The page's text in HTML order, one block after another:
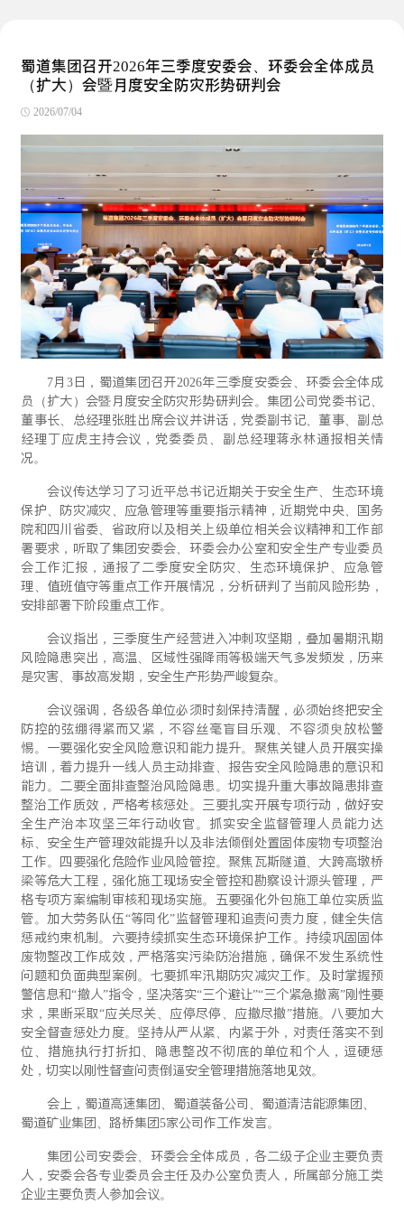
蜀道集团召开2026年三季度安委会、环委会全体成员
（扩大）会暨月度安全防灾形势研判会
2026/07/04
7月3日，蜀道集团召开2026年三季度安委会、环委会全体成
员（扩大）会暨月度安全防灾形势研判会。集团公司党委书记、
董事长、总经理张胜出席会议并讲话，党委副书记、董事、副总
经理丁应虎主持会议，党委委员、副总经理蒋永林通报相关情
况。
会议传达学习了习近平总书记近期关于安全生产、生态环境
保护、防灾减灾、应急管理等重要指示精神，近期党中央、国务
院和四川省委、省政府以及相关上级单位相关会议精神和工作部
署要求，听取了集团安委会、环委会办公室和安全生产专业委员
会工作汇报，通报了二季度安全防灾、生态环境保护、应急管
理、值班值守等重点工作开展情况，分析研判了当前风险形势，
安排部署下阶段重点工作。
会议指出，三季度生产经营进入冲刺攻坚期，叠加暑期汛期
风险隐患突出，高温、区域性强降雨等极端天气多发频发，历来
是灾害、事故高发期，安全生产形势严峻复杂。
会议强调，各级各单位必须时刻保持清醒，必须始终把安全
防控的弦绷得紧而又紧，不容丝毫盲目乐观、不容须臾放松警
惕。一要强化安全风险意识和能力提升。聚焦关键人员开展实操
培训，着力提升一线人员主动排查、报告安全风险隐患的意识和
能力。二要全面排查整治风险隐患。切实提升重大事故隐患排查
整治工作质效，严格考核惩处。三要扎实开展专项行动，做好安
全生产治本攻坚三年行动收官。抓实安全监督管理人员能力达
标、安全生产管理效能提升以及非法倾倒处置固体废物专项整治
工作。四要强化危险作业风险管控。聚焦瓦斯隧道、大跨高墩桥
梁等危大工程，强化施工现场安全管控和勘察设计源头管理，严
格专项方案编制审核和现场实施。五要强化外包施工单位实质监
管。加大劳务队伍“等同化”监督管理和追责问责力度，健全失信
惩戒约束机制。六要持续抓实生态环境保护工作。持续巩固固体
废物整改工作成效，严格落实污染防治措施，确保不发生系统性
问题和负面典型案例。七要抓牢汛期防灾减灾工作。及时掌握预
警信息和“撤人”指令，坚决落实“三个避让”“三个紧急撤离”刚性要
求，果断采取“应关尽关、应停尽停、应撤尽撤”措施。八要加大
安全督查惩处力度。坚持从严从紧、内紧于外，对责任落实不到
位、措施执行打折扣、隐患整改不彻底的单位和个人，逗硬惩
处，切实以刚性督查问责倒逼安全管理措施落地见效。
会上，蜀道高速集团、蜀道装备公司、蜀道清洁能源集团、
蜀道矿业集团、路桥集团5家公司作工作发言。
集团公司安委会、环委会全体成员，各二级子企业主要负责
人，安委会各专业委员会主任及办公室负责人，所属部分施工类
企业主要负责人参加会议。